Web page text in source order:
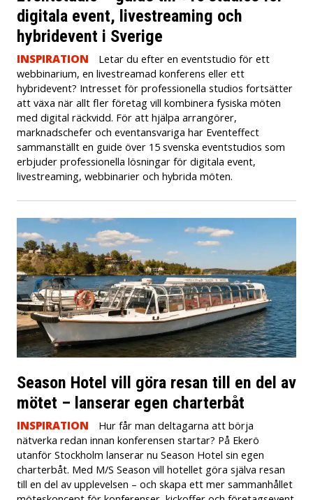
digitala event, livestreaming och
hybridevent i Sverige
INSPIRATION
Letar du efter en eventstudio för ett
webbinarium, en livestreamad konferens eller ett
hybridevent? Intresset för professionella studios fortsätter
att växa när allt fler företag vill kombinera fysiska möten
med digital räckvidd. För att hjälpa arrangörer,
marknadschefer och eventansvariga har Eventeffect
sammanställt en guide över 15 svenska eventstudios som
erbjuder professionella lösningar för digitala event,
livestreaming, webbinarier och hybrida möten.
Season Hotel vill göra resan till en del av
mötet – lanserar egen charterbåt
INSPIRATION
Hur får man deltagarna att börja
nätverka redan innan konferensen startar? På Ekerö
utanför Stockholm lanserar nu Season Hotel sin egen
charterbåt. Med M/S Season vill hotellet göra själva resan
till en del av upplevelsen – och skapa ett mer sammanhållet